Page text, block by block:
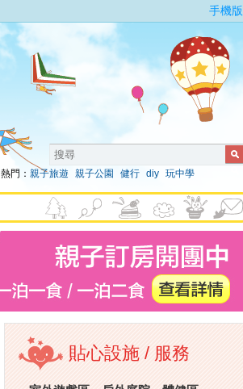
手機版
熱門： 親子旅遊 親子公園 健行 diy 玩中學
貼心設施 / 服務